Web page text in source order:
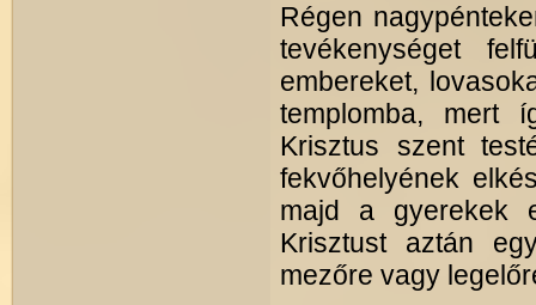
Régen
tevékenységet
embereket,
templomba, mert
Krisztus szent
fekvőhelyének
majd a gyerekek
Krisztust aztán
mezőre vagy